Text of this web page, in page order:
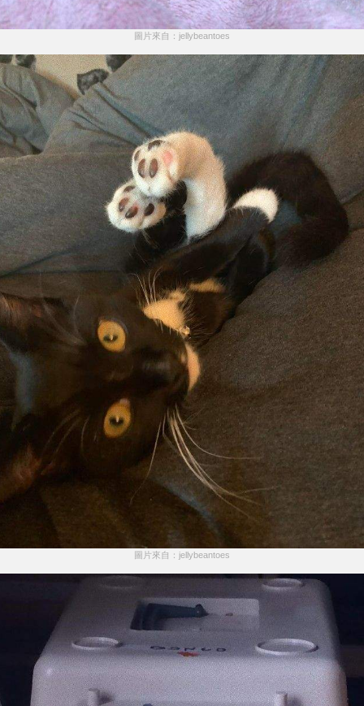
圖片來自：jellybeantoes
圖片來自：jellybeantoes